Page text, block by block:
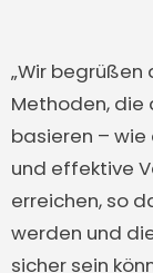
„Wir begrüßen
Methoden, die
basieren – wie
und effektive
erreichen, so
werden und
sicher sein